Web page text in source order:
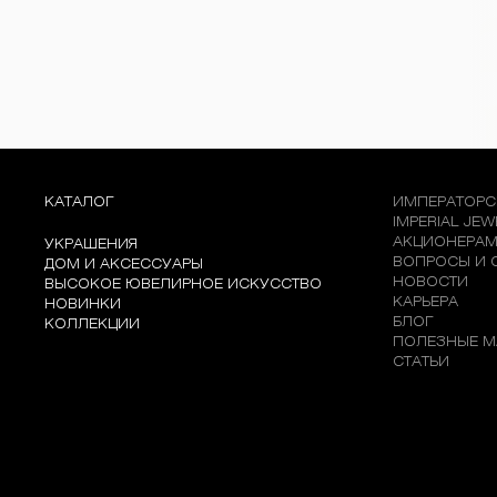
КАТАЛОГ
УКРАШЕНИЯ
ДОМ И АКСЕССУАРЫ
ВЫСОКОЕ ЮВЕЛИРНОЕ ИСКУССТВО
НОВИНКИ
КОЛЛЕКЦИИ
IMPERIAL
АКЦИОНЕРАМ
ВОПРОСЫ И
НОВОСТИ
КАРЬЕРА
БЛОГ
ПОЛЕЗНЫЕ
СТАТЬИ